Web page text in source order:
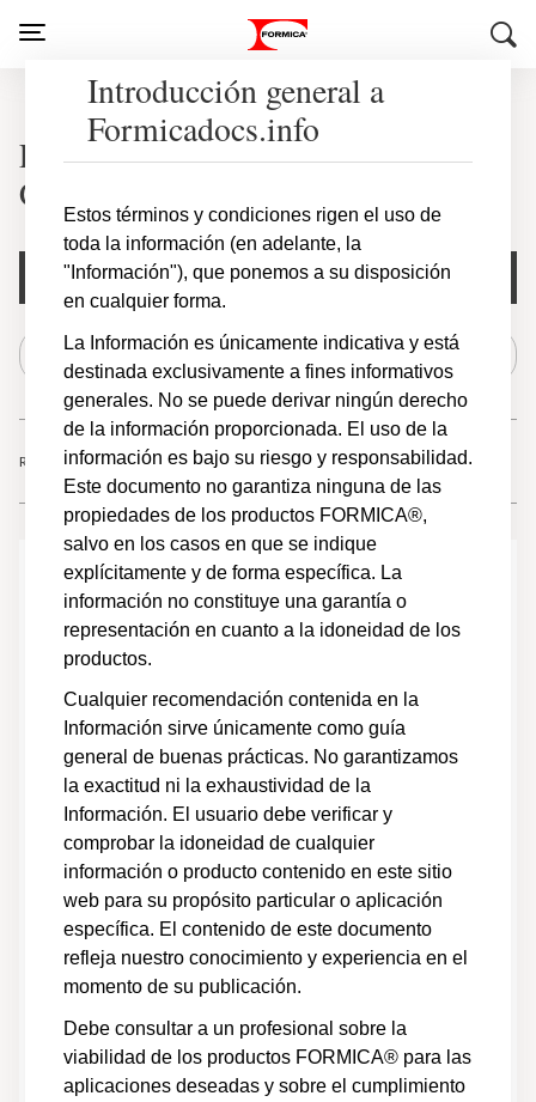
Laminado Formica Infiniti®
ColorCore®2
Filtros del documento
Resultados1 -11de11
Laminado Formica® - Certificación GreenGuard
Gold (solo en inglés)
Certificados de sustenibilidad
Laminado Formica® - Documento de datos de
seguridad
Hojas de datos
Datos de seguridad
Laminado Formica® - Resumen técnico para
prevenir la torsión del revestimiento
Guías de producto
Información técnica
Productos Marca Formica® - Guía de
Guías de producto
Información técnica
Introducción general a
Formicadocs.info
Estos términos y condiciones rigen el uso de
toda la información (en adelante, la
"Información"), que ponemos a su disposición
en cualquier forma.
La Información es únicamente indicativa y está
destinada exclusivamente a fines informativos
generales. No se puede derivar ningún derecho
de la información proporcionada. El uso de la
información es bajo su riesgo y responsabilidad.
Este documento no garantiza ninguna de las
propiedades de los productos FORMICA®,
salvo en los casos en que se indique
explícitamente y de forma específica. La
información no constituye una garantía o
representación en cuanto a la idoneidad de los
productos.
Cualquier recomendación contenida en la
Información sirve únicamente como guía
general de buenas prácticas. No garantizamos
la exactitud ni la exhaustividad de la
Información. El usuario debe verificar y
comprobar la idoneidad de cualquier
información o producto contenido en este sitio
web para su propósito particular o aplicación
específica. El contenido de este documento
refleja nuestro conocimiento y experiencia en el
momento de su publicación.
Debe consultar a un profesional sobre la
viabilidad de los productos FORMICA® para las
aplicaciones deseadas y sobre el cumplimiento